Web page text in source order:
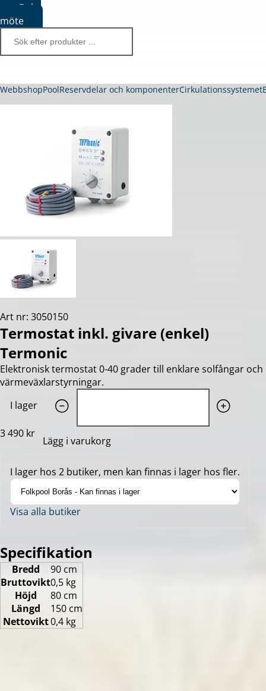
Boka
möte
WebbshopPoolReservdelar och komponenterCirkulationssystemet
Art nr: 3050150
Termostat inkl. givare (enkel)
Termonic
Elektronisk termostat 0-40 grader till enklare solfångar och
värmeväxlarstyrningar.
I lager
3 490 kr
Lägg i varukorg
I lager hos 2 butiker, men kan finnas i lager hos fler.
Visa alla butiker
Specifikation
Bredd
90 cm
Bruttovikt0,5 kg
Höjd
80 cm
Längd
150 cm
Nettovikt0,4 kg